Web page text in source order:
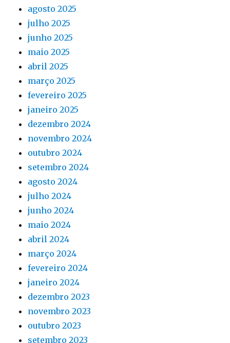
agosto 2025
julho 2025
junho 2025
maio 2025
abril 2025
março 2025
fevereiro 2025
janeiro 2025
dezembro 2024
novembro 2024
outubro 2024
setembro 2024
agosto 2024
julho 2024
junho 2024
maio 2024
abril 2024
março 2024
fevereiro 2024
janeiro 2024
dezembro 2023
novembro 2023
outubro 2023
setembro 2023